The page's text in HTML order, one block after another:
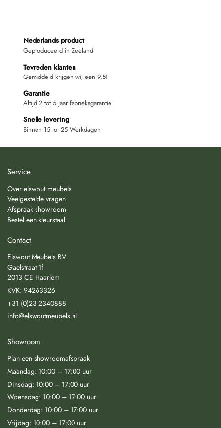
Nederlands product
Geproduceerd in Zeeland
Tevreden klanten
Gemiddeld krijgen wij een 9,5!
Garantie
Altijd 2 tot 5 jaar fabrieksgarantie
Snelle levering
Binnen 15 tot 25 Werkdagen
Service
Over elswout meubels
Veelgestelde vragen
Afspraak showroom
Bestel een kleurstaal
Contact
Elswout Meubels BV
Gaelstraat 1f
2013 CE Haarlem
KVK: 94263326
+31 (0)23 2340888
info@elswoutmeubels.nl
Showroom
Plan een showroomafspraak
Maandag: 10:00 – 17:00 uur
Dinsdag: 10:00 – 17:00 uur
Woensdag: 10:00 – 17:00 uur
Donderdag: 10:00 – 17:00 uur
Vrijdag: 10:00 – 17:00 uur